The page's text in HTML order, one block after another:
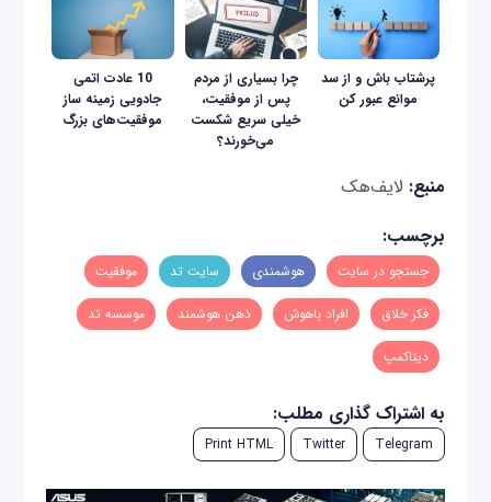
پرشتاب باش و از سد
موانع عبور کن
چرا بسیاری از مردم
پس از موفقیت،
خیلی سریع شکست
می‌خورند؟
10 عادت اتمى
جادویى زمینه ساز
موفقیت‌هاى بزرگ
منبع: لایف‌هک
برچسب:
جستجو در سایت هوشمندی سایت تد موفقیت
فکر خلاق افراد باهوش ذهن هوشمند موسسه تد
دیتاکمپ
به اشتراک گذاری مطلب:
Telegram
Twitter
Print HTML